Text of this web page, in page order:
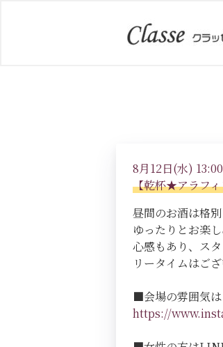
8月12日(水)
【乾杯★アラフィ
昼間のお酒は格
ゆったりとお楽
心感もあり、ス
リータイムはご
■会場の雰囲気
https://